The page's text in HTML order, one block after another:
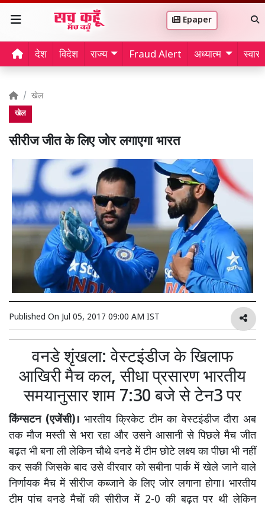
Epaper
देश विदेश राज्य Fraud Alert अध्यात्म
खेल
खेल
सीरीज जीत के लिए जोर लगाएगा भारत
Published On Jul 05, 2017 09:00 AM IST
वनडे शृंखला: वेस्टइंडीज के खिलाफ
आखिरी मैच कल, सीधा प्रसारण भारतीय
समयानुसार शाम 7:30 बजे से टेन3 पर
किंग्सटन (एजेंसी)। भारतीय क्रिकेट टीम का वेस्टइंडीज दौरा अब
तक मौज मस्ती से भरा रहा और उसने आसानी से पिछले मैच जीत
बढ़त भी बना ली लेकिन चौथे वनडे में टीम छोटे लक्ष्य का पीछा भी नहीं
कर सकी जिसके बाद उसे वीरवार को सबीना पार्क में खेले जाने वाले
निर्णायक मैच में सीरीज कब्जाने के लिए जोर लगाना होगा। भारतीय
टीम पांच वनडे मैचों की सीरीज में 2-0 की बढ़त पर थी लेकिन